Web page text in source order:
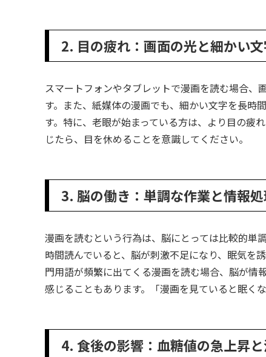
2. 目の疲れ：画面の光と細かい
スマートフォンやタブレットで漫画を読む場合、
す。また、紙媒体の漫画でも、細かい文字を長時
す。特に、老眼が始まっている方は、より目の疲
じたら、目を休めることを意識してください。
3. 脳の働き：単調な作業と情報
漫画を読むという行為は、脳にとっては比較的単
時間読んでいると、脳が刺激不足になり、眠気を
門用語が頻繁に出てくる漫画を読む場合、脳が情
感じることもあります。「漫画を見ていると眠く
4. 食後の影響：血糖値の急上昇